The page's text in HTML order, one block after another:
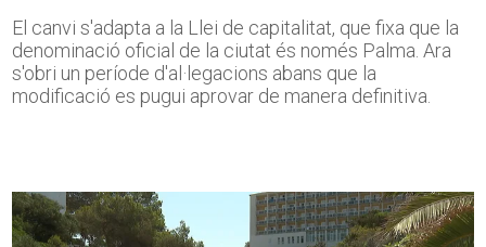
El canvi s'adapta a la Llei de capitalitat, que fixa que la
denominació oficial de la ciutat és només Palma. Ara
s'obri un període d'al·legacions abans que la
modificació es pugui aprovar de manera definitiva.